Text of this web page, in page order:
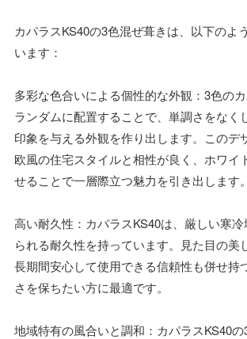
カパラスKS40の3色混ぜ葺きは、以下のよ
います：
多彩な色合いによる個性的な外観：3色の
ランダムに配置することで、単調さをなく
印象を与える外観を作り出します。このデ
欧風の住宅スタイルと相性が良く、ホワイ
せることで一層際立つ魅力を引き出します。
高い耐久性：カパラスKS40は、厳しい寒冷
られる耐久性を持っています。見た目の美
長期間安心して使用できる信頼性も併せ持
さを保ちたい方に最適です。
地域特有の風合いと調和：カパラスKS40の